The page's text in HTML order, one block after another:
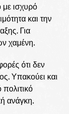
με ισχυρό
και την
Για
χαμένη.
ότι δεν
Υπακούει και
ανάγκη.